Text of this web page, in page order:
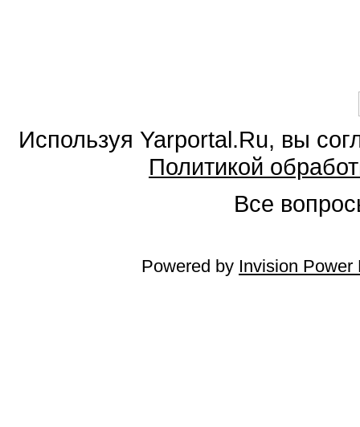
Используя Yarportal.Ru, вы
Политикой
Все
Powered by Invision Power